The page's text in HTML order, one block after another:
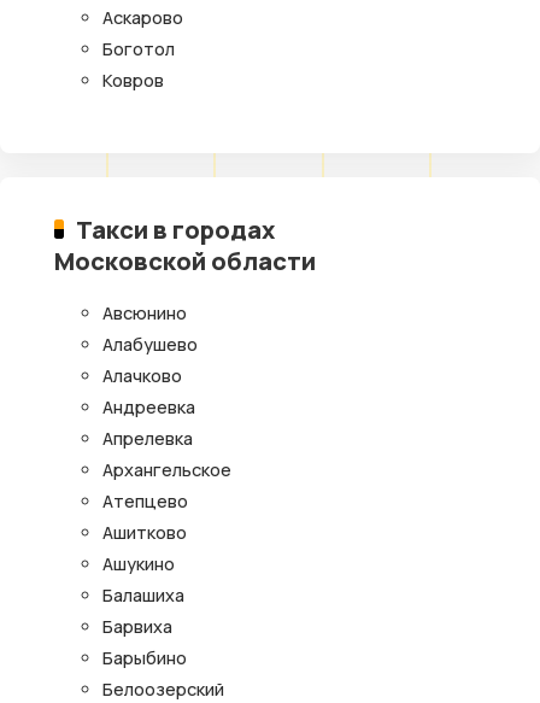
Аскарово
Боготол
Ковров
Такси в городах
Московской области
Авсюнино
Алабушево
Алачково
Андреевка
Апрелевка
Архангельское
Атепцево
Ашитково
Ашукино
Балашиха
Барвиха
Барыбино
Белоозерский